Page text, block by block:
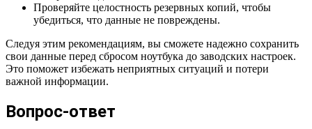
Проверяйте целостность резервных копий, чтобы
убедиться, что данные не повреждены.
Следуя этим рекомендациям, вы сможете надежно сохранить
свои данные перед сбросом ноутбука до заводских настроек.
Это поможет избежать неприятных ситуаций и потери
важной информации.
Вопрос-ответ